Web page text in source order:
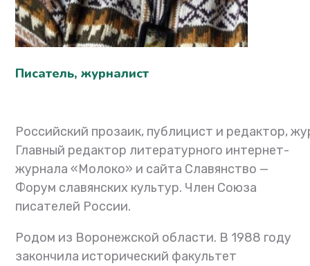
Писатель, журналист
Российский прозаик, публицист и редактор,
Главный редактор литературного интернет-
журнала «Молоко» и сайта Славянство —
Форум славянских культур. Член Союза
писателей России.
Родом из Воронежской области. В 1988 году
закончила исторический факультет